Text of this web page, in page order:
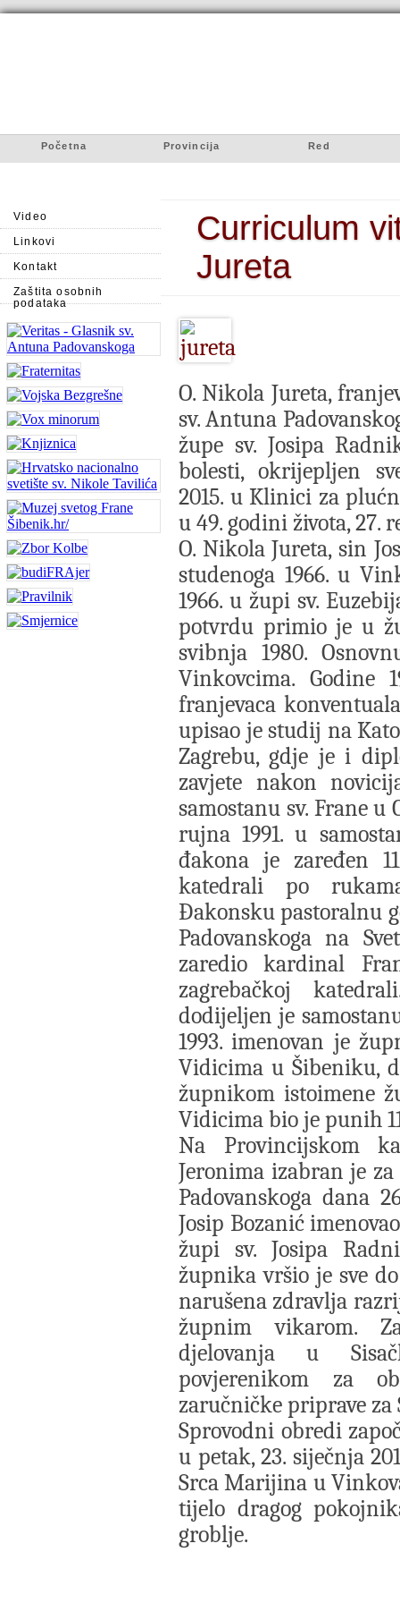
Početna Provincija Red
Video
Linkovi
Kontakt
Zaštita osobnih
podataka
Curriculum
Jureta
O. Nikola Jureta,
sv. Antuna
župe sv. Josipa
bolesti, okrijepljen
2015. u Klinici za
u 49. godini života, 27.
O. Nikola Jureta, sin
studenoga 1966. u
1966. u župi sv.
potvrdu primio je u
svibnja 1980.
Vinkovcima. Godine
franjevaca
upisao je studij na
Zagrebu, gdje je i
zavjete nakon
samostanu sv. Frane u
rujna 1991. u
đakona je zaređen
katedrali po
Đakonsku pastoralnu
Padovanskoga na
zaredio kardinal
zagrebačkoj
dodijeljen je
1993. imenovan je
Vidicima u Šibeniku,
župnikom istoimene
Vidicima bio je punih
Na Provincijskom
Jeronima izabran je
Padovanskoga dana
Josip Bozanić
župi sv. Josipa
župnika vršio je sve
narušena zdravlja
župnim vikarom.
djelovanja u
povjerenikom za
zaručničke priprave za
Sprovodni obredi
u petak, 23. siječnja
Srca Marijina u
tijelo dragog
groblje.